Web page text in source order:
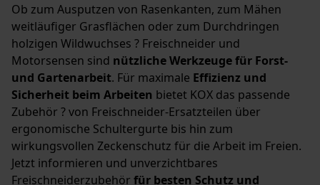
Ob zum Ausputzen von Rasenkanten, zum Mähen
weitläufiger Grasflächen oder zum Durchdringen
holzigen Wildwuchses ? Freischneider und
Motorsensen sind nützliche Werkzeuge für Forst-
und Gartenarbeit. Für maximale Effizienz und
Sicherheit beim Arbeiten bietet KOX das passende
Zubehör ? von Freischneider-Ersatzteilen über
ergonomische Schultergurte bis hin zum
wirkungsvollen Zeckenschutz für die Arbeit im Freien.
Jetzt informieren und unverzichtbares
Freischneiderzubehör für besten Schutz und
Funktionale Cookies
Loop54 Personalization
Personalisierte Startseite
Gespeicherter Warenkorb
Persönliche Begrüßung